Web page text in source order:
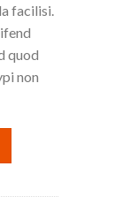
facilisi.
quod
non